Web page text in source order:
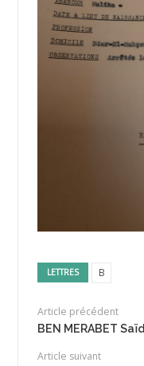
LETTRES B
Article précédent
BEN MERABET Saïd
Article suivant